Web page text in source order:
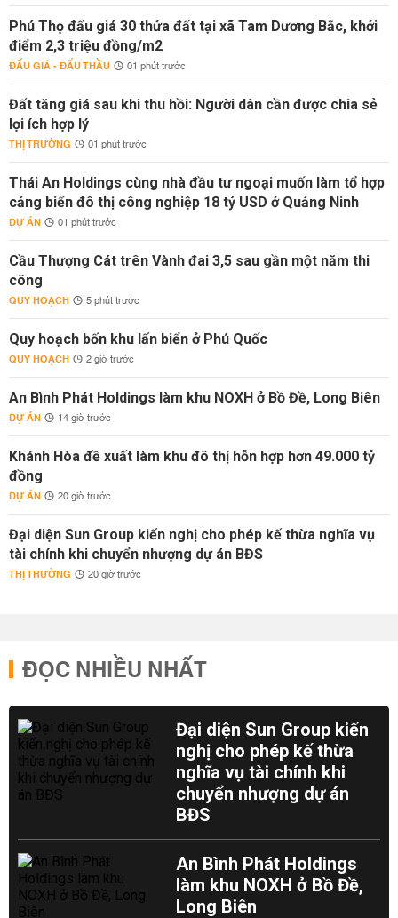
Phú Thọ đấu giá 30 thửa đất tại xã Tam Dương Bắc, khởi
điểm 2,3 triệu đồng/m2
ĐẤU GIÁ - ĐẤU THẦU 01 phút trước
Đất tăng giá sau khi thu hồi: Người dân cần được chia sẻ
lợi ích hợp lý
THỊ TRƯỜNG 01 phút trước
Thái An Holdings cùng nhà đầu tư ngoại muốn làm tổ hợp
cảng biển đô thị công nghiệp 18 tỷ USD ở Quảng Ninh
DỰ ÁN 01 phút trước
Cầu Thượng Cát trên Vành đai 3,5 sau gần một năm thi
công
QUY HOẠCH 5 phút trước
Quy hoạch bốn khu lấn biển ở Phú Quốc
QUY HOẠCH 2 giờ trước
An Bình Phát Holdings làm khu NOXH ở Bồ Đề, Long Biên
DỰ ÁN 14 giờ trước
Khánh Hòa đề xuất làm khu đô thị hỗn hợp hơn 49.000 tỷ
đồng
DỰ ÁN 20 giờ trước
Đại diện Sun Group kiến nghị cho phép kế thừa nghĩa vụ
tài chính khi chuyển nhượng dự án BĐS
THỊ TRƯỜNG 20 giờ trước
ĐỌC NHIỀU NHẤT
Đại diện Sun Group kiến
nghị cho phép kế thừa
nghĩa vụ tài chính khi
chuyển nhượng dự án
BĐS
An Bình Phát Holdings
làm khu NOXH ở Bồ Đề,
Long Biên